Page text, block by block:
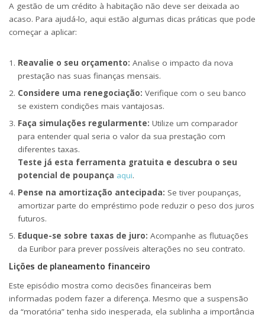
A gestão de um crédito à habitação não deve ser deixada ao
acaso. Para ajudá-lo, aqui estão algumas dicas práticas que pode
começar a aplicar:
Reavalie o seu orçamento: Analise o impacto da nova
prestação nas suas finanças mensais.
Considere uma renegociação: Verifique com o seu banco
se existem condições mais vantajosas.
Faça simulações regularmente: Utilize um comparador
para entender qual seria o valor da sua prestação com
diferentes taxas.
Teste já esta ferramenta gratuita e descubra o seu
potencial de poupança aqui.
Pense na amortização antecipada: Se tiver poupanças,
amortizar parte do empréstimo pode reduzir o peso dos juros
futuros.
Eduque-se sobre taxas de juro: Acompanhe as flutuações
da Euribor para prever possíveis alterações no seu contrato.
Lições de planeamento financeiro
Este episódio mostra como decisões financeiras bem
informadas podem fazer a diferença. Mesmo que a suspensão
da “moratória” tenha sido inesperada, ela sublinha a importância